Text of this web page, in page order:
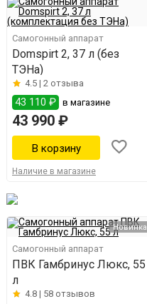
Самогонный аппарат
Domspirt 2, 37 л (без
ТЭНа)
4.5 | 2 отзыва
43 110 ₽ в магазине
43 990 ₽
Наличие в магазине
Новинка
Самогонный аппарат
ПВК Гамбринус Люкс, 55
л
4.8 | 58 отзывов